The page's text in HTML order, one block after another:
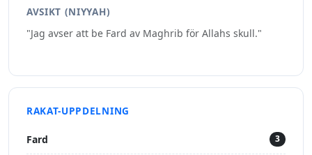
AVSIKT (NIYYAH)
"Jag avser att be Fard av Maghrib för Allahs skull."
RAKAT-UPPDELNING
Fard 3